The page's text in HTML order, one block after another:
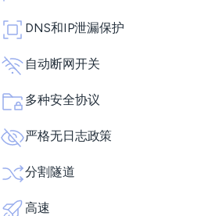
DNS和IP泄漏保护
自动断网开关
多种安全协议
严格无日志政策
分割隧道
高速